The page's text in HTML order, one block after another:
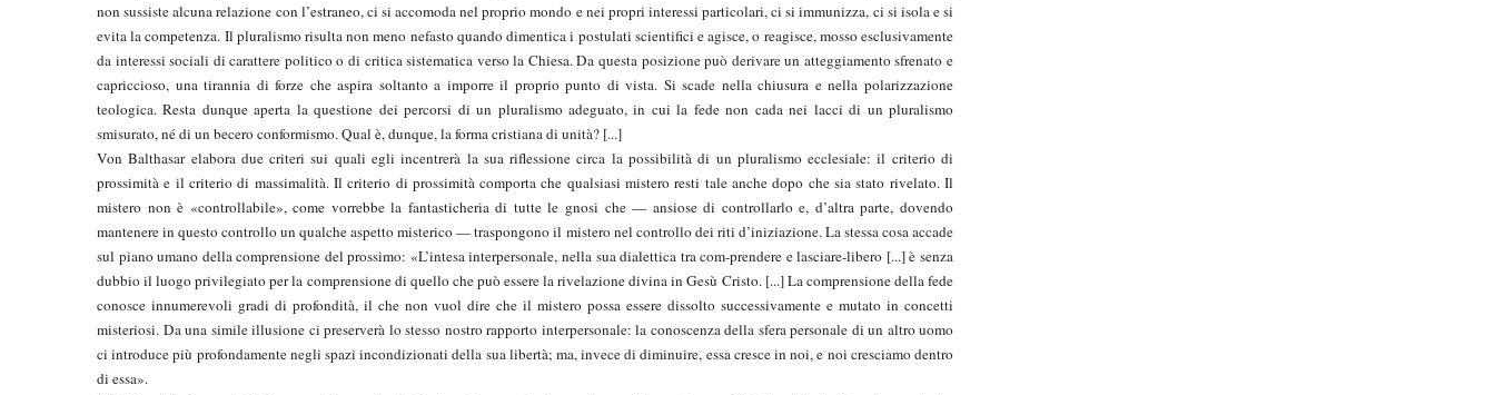
non sussiste alcuna relazione con l’estraneo, ci si accomoda nel proprio mondo e nei propri interessi particolari, ci si immunizza, ci si isola e si
evita la competenza. Il pluralismo risulta non meno nefasto quando dimentica i postulati scientifici e agisce, o reagisce, mosso esclusivamente
da interessi sociali di carattere politico o di critica sistematica verso la Chiesa. Da questa posizione può derivare un atteggiamento sfrenato e
capriccioso, una tirannia di forze che aspira soltanto a imporre il proprio punto di vista. Si scade nella chiusura e nella polarizzazione
teologica. Resta dunque aperta la questione dei percorsi di un pluralismo adeguato, in cui la fede non cada nei lacci di un pluralismo
smisurato, né di un becero conformismo. Qual è, dunque, la forma cristiana di unità? [...]
Von Balthasar elabora due criteri sui quali egli incentrerà la sua riflessione circa la possibilità di un pluralismo ecclesiale: il criterio di
prossimità e il criterio di massimalità. Il criterio di prossimità comporta che qualsiasi mistero resti tale anche dopo che sia stato rivelato. Il
mistero non è «controllabile», come vorrebbe la fantasticheria di tutte le gnosi che — ansiose di controllarlo e, d’altra parte, dovendo
mantenere in questo controllo un qualche aspetto misterico — traspongono il mistero nel controllo dei riti d’iniziazione. La stessa cosa accade
sul piano umano della comprensione del prossimo: «L’intesa interpersonale, nella sua dialettica tra com-prendere e lasciare-libero [...] è senza
dubbio il luogo privilegiato per la comprensione di quello che può essere la rivelazione divina in Gesù Cristo. [...] La comprensione della fede
conosce innumerevoli gradi di profondità, il che non vuol dire che il mistero possa essere dissolto successivamente e mutato in concetti
misteriosi. Da una simile illusione ci preserverà lo stesso nostro rapporto interpersonale: la conoscenza della sfera personale di un altro uomo
ci introduce più profondamente negli spazi incondizionati della sua libertà; ma, invece di diminuire, essa cresce in noi, e noi cresciamo dentro
di essa».